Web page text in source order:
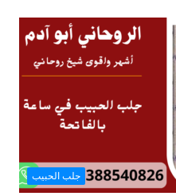
جلب الحبيب